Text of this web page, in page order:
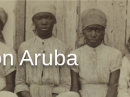
Aruba